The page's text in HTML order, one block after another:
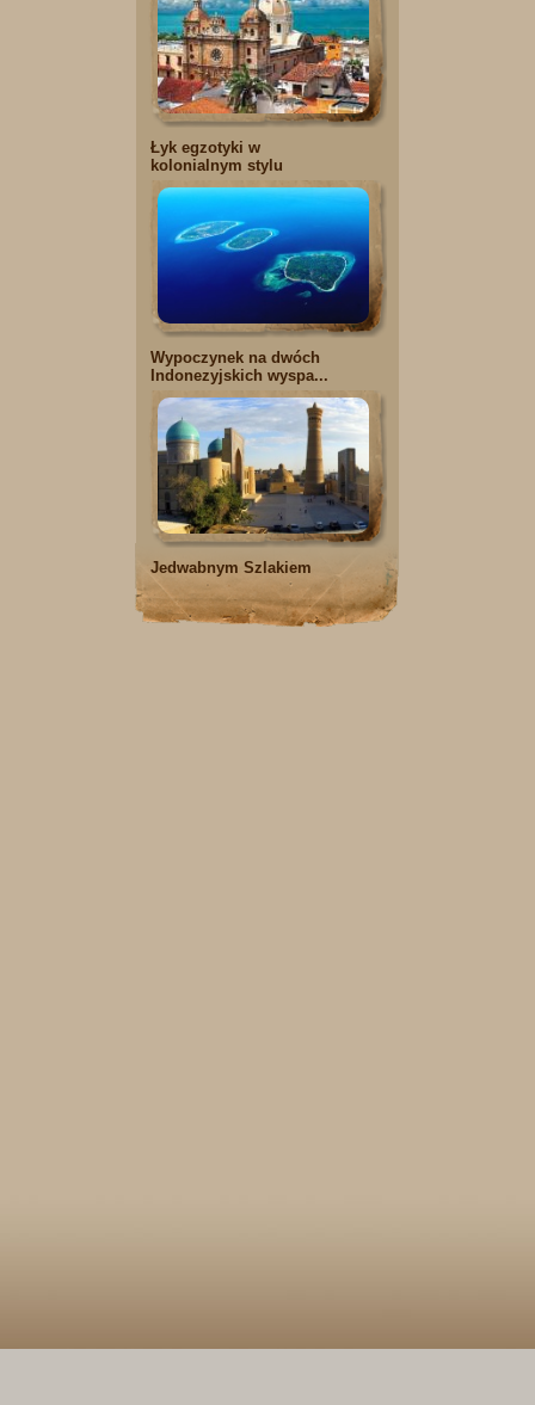
Łyk egzotyki w
kolonialnym stylu
Wypoczynek na dwóch
Indonezyjskich wyspa...
Jedwabnym Szlakiem